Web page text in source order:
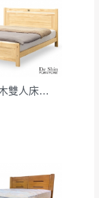
諾拉5尺松木雙人床台│床架